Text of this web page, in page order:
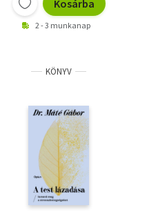
Kosárba
2 - 3 munkanap
KÖNYV